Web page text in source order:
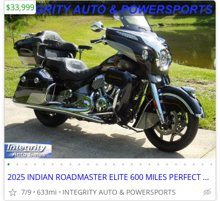
• • • • • • • • • • • • • • • • • • • • • • • •
2025 INDIAN ROADMASTER ELITE 600 MILES PERFECT FULL WARRANTY NO BS FEE
7/9 633mi INTEGRITY AUTO & POWERSPORTS
$33,999